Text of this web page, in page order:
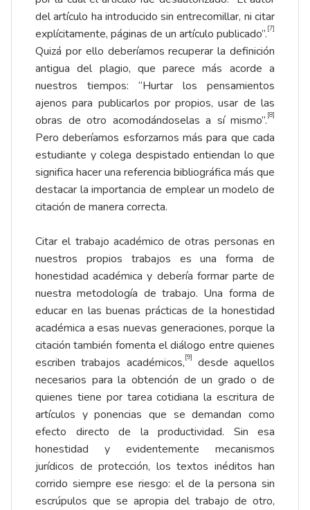
del artículo ha introducido sin entrecomillar, ni citar
explícitamente, páginas de un artículo publicado”.[7]
Quizá por ello deberíamos recuperar la definición
antigua del plagio, que parece más acorde a
nuestros tiempos: “Hurtar los pensamientos
ajenos para publicarlos por propios, usar de las
obras de otro acomodándoselas a sí mismo”.[8]
Pero deberíamos esforzarnos más para que cada
estudiante y colega despistado entiendan lo que
significa hacer una referencia bibliográfica más que
destacar la importancia de emplear un modelo de
citación de manera correcta.
Citar el trabajo académico de otras personas en
nuestros propios trabajos es una forma de
honestidad académica y debería formar parte de
nuestra metodología de trabajo. Una forma de
educar en las buenas prácticas de la honestidad
académica a esas nuevas generaciones, porque la
citación también fomenta el diálogo entre quienes
escriben trabajos académicos,[9]
desde aquellos
necesarios para la obtención de un grado o de
quienes tiene por tarea cotidiana la escritura de
artículos y ponencias que se demandan como
efecto directo de la productividad. Sin esa
honestidad y evidentemente mecanismos
jurídicos de protección, los textos inéditos han
corrido siempre ese riesgo: el de la persona sin
escrúpulos que se apropia del trabajo de otro,